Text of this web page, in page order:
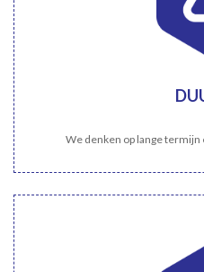
We denken op lange